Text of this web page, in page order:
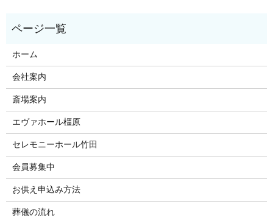
ホーム
会社案内
斎場案内
エヴァホール橿原
セレモニーホール竹田
会員募集中
お供え申込み方法
葬儀の流れ